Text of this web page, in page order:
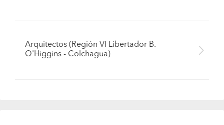
Arquitectos (Región VI Libertador B.
O'Higgins - Colchagua)